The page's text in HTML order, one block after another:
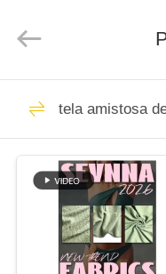
HOGAR
PRODUCTOS
SHOW
SEVNNA
TEXTILE.
Tela
traje
tela amistosa